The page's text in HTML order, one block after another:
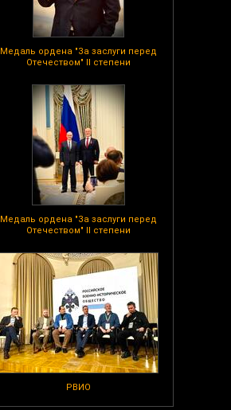
Медаль ордена "За заслуги перед
Отечеством" II степени
Медаль ордена "За заслуги перед
Отечеством" II степени
РВИО